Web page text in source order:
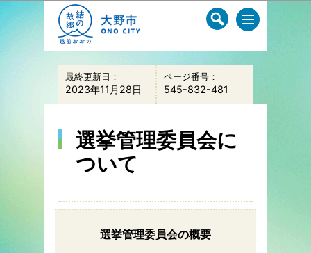
このページの本文へ移動
最終更新日：
2023年11月28日
ページ番号：
545-832-481
選挙管理委員会に
ついて
選挙管理委員会の概要